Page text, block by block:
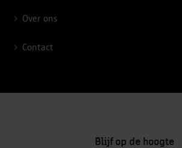
Over ons
Contact
Blijf op de hoogte